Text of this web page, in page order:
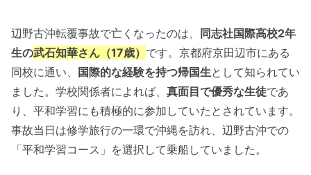
辺野古沖転覆事故で亡くなったのは、
同志社国際高校2年
生の武石知華さん（17歳） です。京都府京田辺市にある
同校に通い、
国際的な経験を持つ帰国生として知られてい
ました。学校関係者によれば、 真面目で優秀な生徒であ
り、平和学習にも積極的に参加していたとされています。
事故当日は修学旅行の一環で沖縄を訪れ、辺野古沖での
「平和学習コース」を選択して乗船していました。